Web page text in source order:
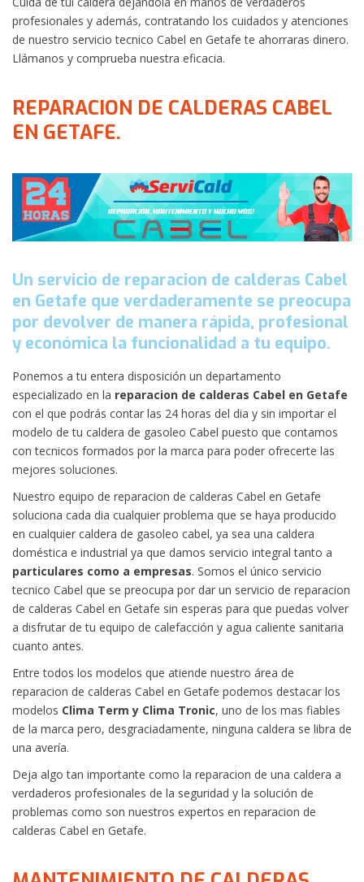
profesionales y además, contratando los cuidados y atenciones
de nuestro servicio tecnico Cabel en Getafe te ahorraras dinero.
Llámanos y comprueba nuestra eficacia.
REPARACION DE CALDERAS CABEL
EN GETAFE.
Un servicio de reparacion de calderas Cabel
en Getafe que verdaderamente se preocupa
por devolver de manera rápida, profesional
y económica la funcionalidad a tu equipo.
Ponemos a tu entera disposición un departamento
especializado en la reparacion de calderas Cabel en Getafe
con el que podrás contar las 24 horas del dia y sin importar el
modelo de tu caldera de gasoleo Cabel puesto que contamos
con tecnicos formados por la marca para poder ofrecerte las
mejores soluciones.
Nuestro equipo de reparacion de calderas Cabel en Getafe
soluciona cada dia cualquier problema que se haya producido
en cualquier caldera de gasoleo cabel, ya sea una caldera
doméstica e industrial ya que damos servicio integral tanto a
particulares como a empresas. Somos el único servicio
tecnico Cabel que se preocupa por dar un servicio de reparacion
de calderas Cabel en Getafe sin esperas para que puedas volver
a disfrutar de tu equipo de calefacción y agua caliente sanitaria
cuanto antes.
Entre todos los modelos que atiende nuestro área de
reparacion de calderas Cabel en Getafe podemos destacar los
modelos Clima Term y Clima Tronic, uno de los mas fiables
de la marca pero, desgraciadamente, ninguna caldera se libra de
una avería.
Deja algo tan importante como la reparacion de una caldera a
verdaderos profesionales de la seguridad y la solución de
problemas como son nuestros expertos en reparacion de
calderas Cabel en Getafe.